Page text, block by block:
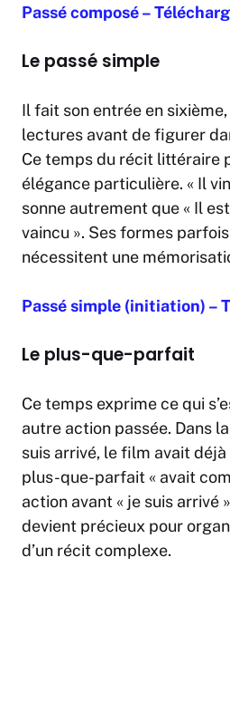
Passé composé –
Le passé simple
Il fait son entrée en sixième,
lectures avant de figurer
Ce temps du récit littéraire
élégance particulière. « Il
sonne autrement que « Il
vaincu ». Ses formes
nécessitent une
Passé simple (initiation) –
Le plus-que-parfait
Ce temps exprime ce qui
autre action passée. Dans
suis arrivé, le film avait
plus-que-parfait « avait
action avant « je suis arrivé
devient précieux pour
d’un récit complexe.